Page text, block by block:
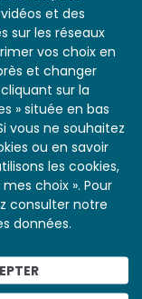
et des
sur les réseaux
vos choix en
et changer
sur la
» située en bas
vous ne souhaitez
ou en savoir
les cookies,
choix ». Pour
consulter notre
données.
1748études
de
majeures de la
dessins,
affiches,
un